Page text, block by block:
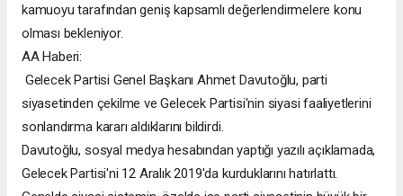
kamuoyu tarafından geniş kapsamlı değerlendirmelere konu
olması bekleniyor.
AA Haberi:
Gelecek Partisi Genel Başkanı Ahmet Davutoğlu, parti
siyasetinden çekilme ve Gelecek Partisi'nin siyasi faaliyetlerini
sonlandırma kararı aldıklarını bildirdi.
Davutoğlu, sosyal medya hesabından yaptığı yazılı açıklamada,
Gelecek Partisi'ni 12 Aralık 2019'da kurduklarını hatırlattı.